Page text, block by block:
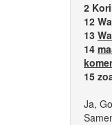
2
12
13
14
15
Ja,